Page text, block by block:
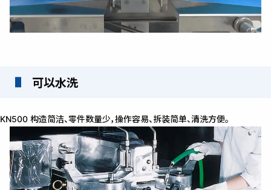
可以水洗
KN500 构造简洁、零件数量少，操作容易、拆装简单、清洗方便。